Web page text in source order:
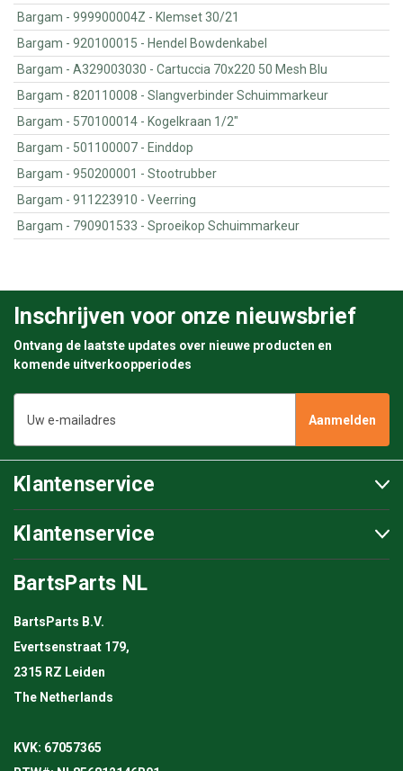
Bargam - 999900004Z - Klemset 30/21
Bargam - 920100015 - Hendel Bowdenkabel
Bargam - A329003030 - Cartuccia 70x220 50 Mesh Blu
Bargam - 820110008 - Slangverbinder Schuimmarkeur
Bargam - 570100014 - Kogelkraan 1/2"
Bargam - 501100007 - Einddop
Bargam - 950200001 - Stootrubber
Bargam - 911223910 - Veerring
Bargam - 790901533 - Sproeikop Schuimmarkeur
Inschrijven voor onze nieuwsbrief
Ontvang de laatste updates over nieuwe producten en
komende uitverkoopperiodes
mailadres
Klantenservice
Klantenservice
BartsParts NL
BartsParts B.V.
Evertsenstraat 179,
2315 RZ Leiden
The Netherlands
KVK: 67057365